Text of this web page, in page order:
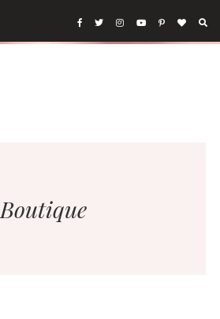
Boutique